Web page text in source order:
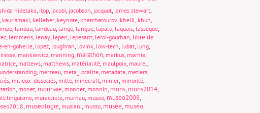
hidetaka, itop, jacobi, jacobson, jacquot, james stewart,
, kaurismaki, kelleher, keynote, khatchatourov, khelil, khun,
, landau, landeau, lange, langue, lapalu, laquais, lassegue,
, lemmens, lenay, lepen, lepesant, leroi-gourhan, libre de
en-gohelle, lopez, loughran, lovink, low-tech, lubat, lung,
, mankiewicz, manning, marathon, markus, marnie,
, mattews, matthews, matérialité, maulpoix, maurel,
, merzeau, meta_localite, metadata, metiers,
, milieux_dissociés, mille, minecraft, minier, minorité,
, monet, monnaie, monnet, monnin, mons, mons2014,
, muracciole, murnau, museo, museo2008,
, museologie, musiani, musso, musée, muséo,